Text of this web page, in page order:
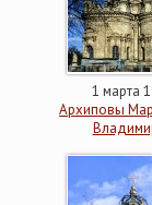
1 марта
Архиповы